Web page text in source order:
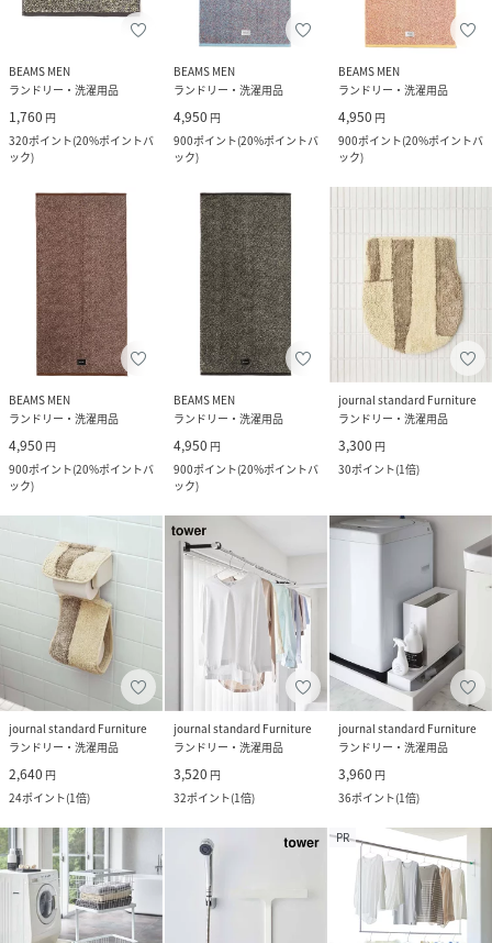
BEAMS MEN
ランドリー・洗濯用品
1,760 円
320ポイント(20%ポイントバ
ック)
BEAMS MEN
ランドリー・洗濯用品
4,950 円
900ポイント(20%ポイントバ
ック)
BEAMS MEN
ランドリー・洗濯用品
4,950 円
900ポイント(20%ポイントバ
ック)
BEAMS MEN
ランドリー・洗濯用品
4,950 円
900ポイント(20%ポイントバ
ック)
BEAMS MEN
ランドリー・洗濯用品
4,950 円
900ポイント(20%ポイントバ
ック)
journal standard Furniture
ランドリー・洗濯用品
3,300 円
30ポイント(1倍)
journal standard Furniture
ランドリー・洗濯用品
2,640 円
24ポイント(1倍)
journal standard Furniture
ランドリー・洗濯用品
3,520 円
32ポイント(1倍)
journal standard Furniture
ランドリー・洗濯用品
3,960 円
36ポイント(1倍)
PR